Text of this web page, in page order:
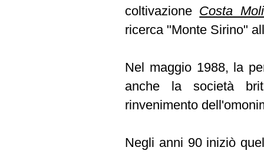
coltivazione Costa
ricerca "Monte Sirino"
Nel maggio 1988, la
anche la società
rinvenimento
Negli anni 90 iniziò